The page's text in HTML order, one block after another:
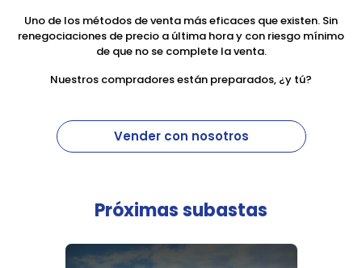
Uno de los métodos de venta más eficaces que existen. Sin
renegociaciones de precio a última hora y con riesgo mínimo
de que no se complete la venta.
Nuestros compradores están preparados, ¿y tú?
Vender con nosotros
Próximas subastas